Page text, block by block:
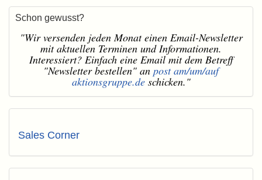
Schon gewusst?
"Wir versenden jeden Monat einen Email-Newsletter
mit aktuellen Terminen und Informationen.
Interessiert? Einfach eine Email mit dem Betreff
"Newsletter bestellen" an post am/um/auf
aktionsgruppe.deschicken."
Sales Corner